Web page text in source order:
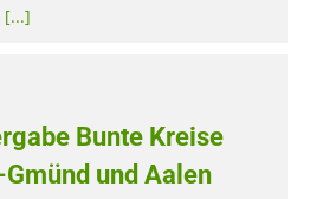
[...]
Bunte Kreise
und Aalen